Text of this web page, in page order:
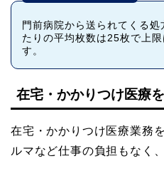
門前病院から送られてくる
たりの平均枚数は25枚で上
す。
在宅・かかりつけ医療
在宅・かかりつけ医療業務
ルマなど仕事の負担もなく